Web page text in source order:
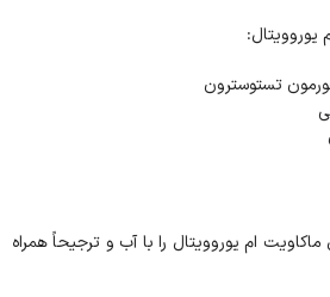
تستوسترون
روزانه ۴ کپسول ماکاویت ام یوروویتال را با آب و ترجیحاً همراه